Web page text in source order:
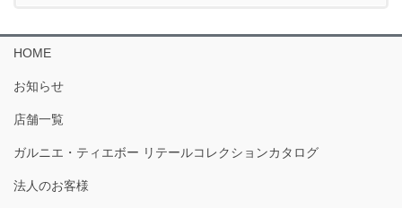
HOME
お知らせ
店舗一覧
ガルニエ・ティエボー リテールコレクションカタログ
法人のお客様